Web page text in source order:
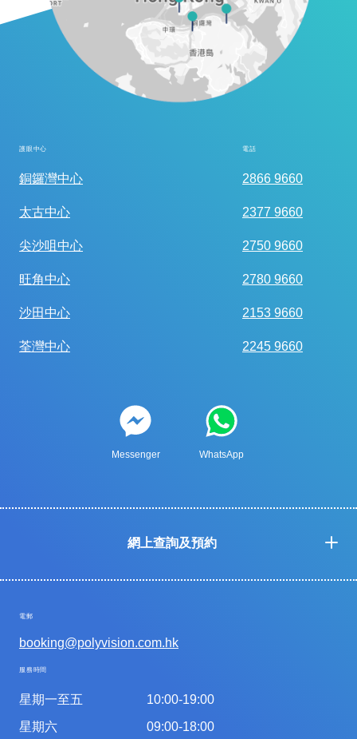
護眼中心 電話
銅鑼灣中心 2866 9660
太古中心 2377 9660
尖沙咀中心 2750 9660
旺角中心 2780 9660
沙田中心 2153 9660
荃灣中心 2245 9660
Messenger WhatsApp
網上查詢及預約
電郵
booking@polyvision.com.hk
服務時間
星期一至五
星期六
10:00-19:00
09:00-18:00